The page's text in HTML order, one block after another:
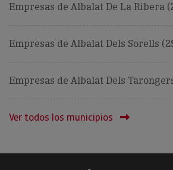
Empresas de Albalat De La Ribera
Empresas de Albalat Dels Sorells
Empresas de Albalat Dels
Ver todos los municipios